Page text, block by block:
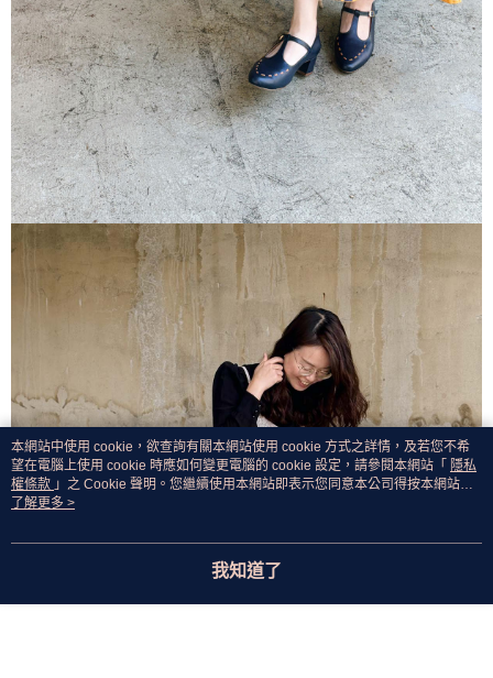
本網站中使用 cookie，欲查詢有關本網站使用 cookie 方式之詳情，及若您不希
望在電腦上使用 cookie 時應如何變更電腦的 cookie 設定，請參閱本網站「 隱私
權條款 」之 Cookie 聲明。您繼續使用本網站即表示您同意本公司得按本網站使
用條款之 Cookie 聲明使用 cookie。
了解更多 >
我知道了